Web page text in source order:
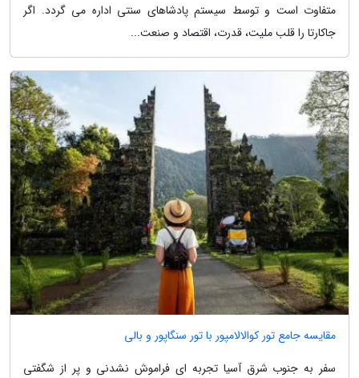
متفاوت است و توسط سیستم پادشاهای سنتی اداره می گردد. اگر
جاکارتا را قلب ملیت، قدرت، اقتصاد و صنعت...
مقایسه جامع تور کوالالامپور با تور سنگاپور و بالی
سفر به جنوب شرق آسیا تجربه ای فراموش نشدنی و پر از شگفتی